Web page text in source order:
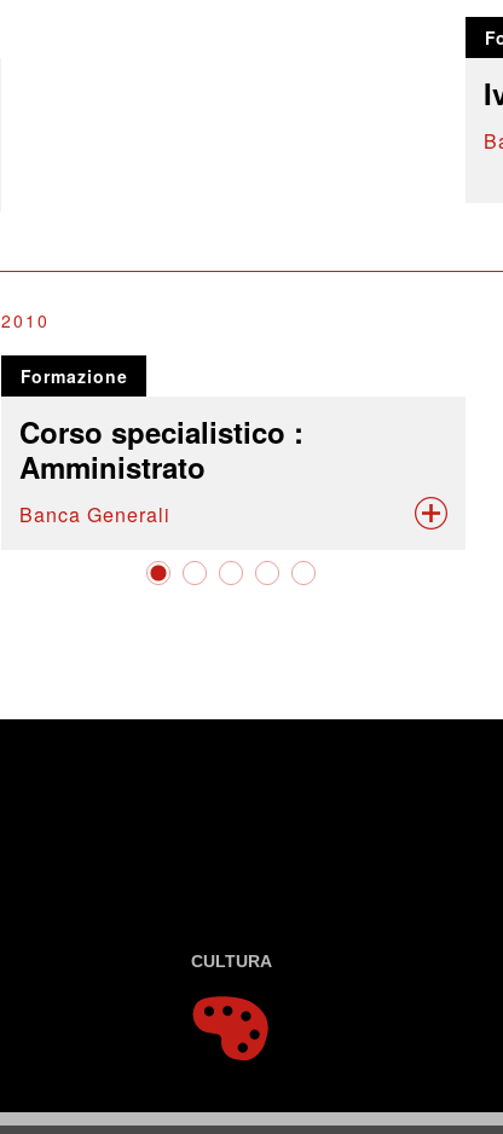
2010
Formazione
Corso specialistico :
Amministrato
Banca Generali
CULTURA